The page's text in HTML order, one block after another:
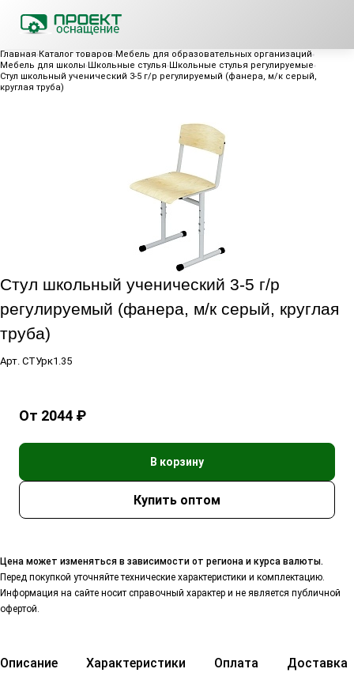
Главная Каталог товаров Мебель для образовательных организаций
Мебель для школы Школьные стулья Школьные стулья регулируемые
Стул школьный ученический 3-5 г/р регулируемый (фанера, м/к серый,
круглая труба)
Стул школьный ученический 3-5 г/р
регулируемый (фанера, м/к серый, круглая
труба)
Арт. СТУрк1.35
От 2044 ₽
В корзину
Цена может изменяться в зависимости от региона и курса валюты.
Перед покупкой уточняйте технические характеристики и комплектацию.
Информация на сайте носит справочный характер и не является публичной
офертой.
Описание Характеристики Оплата Доставка